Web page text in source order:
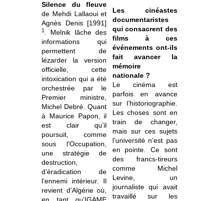
Silence du fleuve
de Mehdi Lallaoui et
Agnès Denis [1991]
1 . Melnik lâche des
informations qui
permettent de
lézarder la version
officielle, cette
intoxication qui a été
orchestrée par le
Premier ministre,
Michel Debré. Quant
à Maurice Papon, il
est clair qu’il
poursuit, comme
sous l’Occupation,
une stratégie de
destruction,
d’éradication de
l’ennemi intérieur. Il
revient d’Algérie où,
Les cinéastes
documentaristes
qui consacrent des
films à ces
événements ont-ils
fait avancer la
mémoire
nationale ?
Le cinéma est
parfois en avance
sur l’historiographie.
Les choses sont en
train de changer,
mais sur ces sujets
l’université n’est pas
en pointe. Ce sont
des francs-tireurs
comme Michel
Levine, un
journaliste qui avait
travaillé sur les